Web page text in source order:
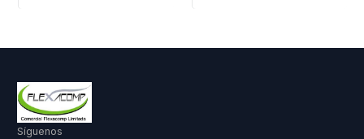
Síguenos